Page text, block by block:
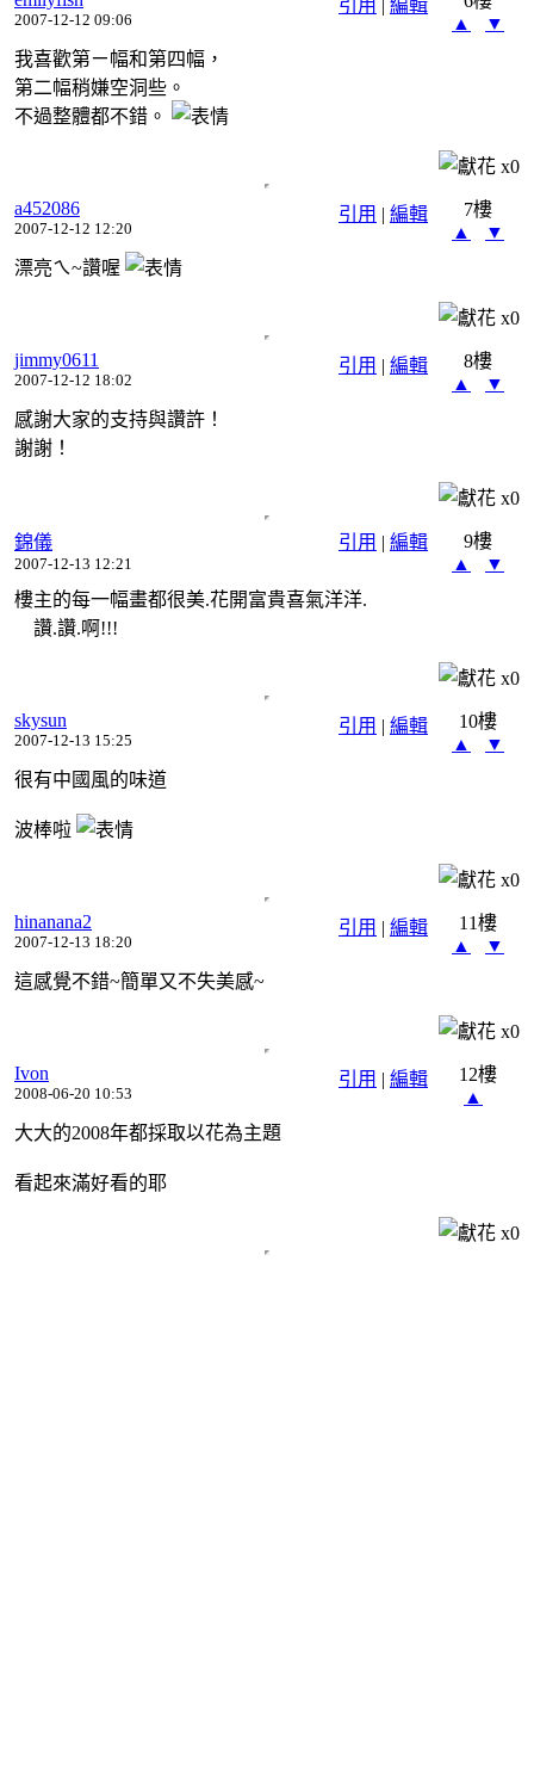
引用 編輯
2007-12-12 09:06
▲
▼
我喜歡第ㄧ幅和第四幅，
第二幅稍嫌空洞些。
不過整體都不錯。
x0
引用 | 編輯
a452086
2007-12-12 12:20
7樓
▲
▼
漂亮ㄟ~讚喔
x0
引用 | 編輯
jimmy0611
2007-12-12 18:02
8樓
▲
▼
感謝大家的支持與讚許！
謝謝！
x0
引用 | 編輯
錦儀
2007-12-13 12:21
9樓
▲
▼
樓主的每一幅畫都很美.花開富貴喜氣洋洋.
讚.讚.啊!!!
x0
引用 | 編輯
skysun
2007-12-13 15:25
10樓
▲
▼
很有中國風的味道
波棒啦
x0
引用 | 編輯
hinanana2
2007-12-13 18:20
11樓
▲
▼
這感覺不錯~簡單又不失美感~
x0
引用 | 編輯
Ivon
2008-06-20 10:53
12樓
▲
大大的2008年都採取以花為主題
看起來滿好看的耶
x0